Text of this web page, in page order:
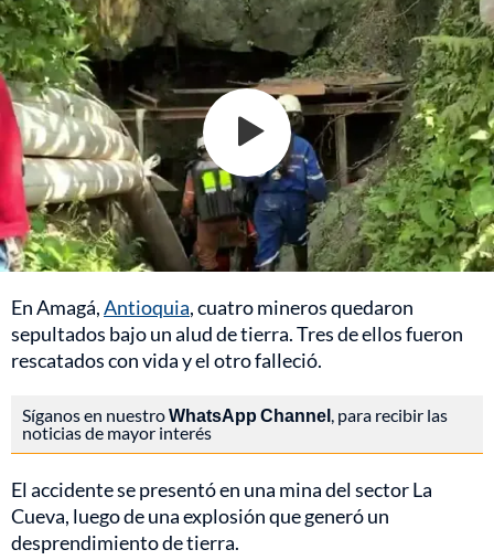
En Amagá,Antioquia, cuatro mineros quedaron
sepultados bajo un alud de tierra. Tres de ellos fueron
rescatados con vida y el otro falleció.
Síganos en nuestroWhatsApp Channel , para recibir las
noticias de mayor interés
El accidente se presentó en una mina del sector La
Cueva, luego de una explosión que generó un
desprendimiento de tierra.